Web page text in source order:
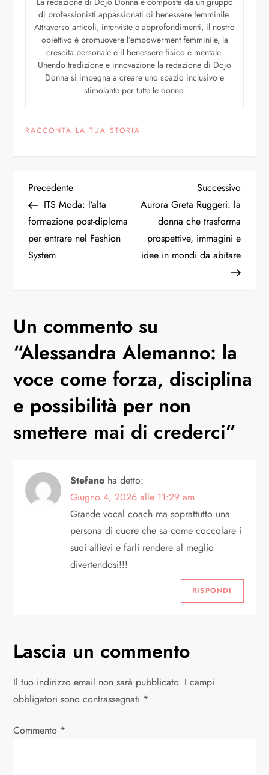
di professionisti appassionati di benessere femminile.
Attraverso articoli, interviste e approfondimenti, il nostro
obiettivo è promuovere l’empowerment femminile, la
crescita personale e il benessere fisico e mentale.
Unendo tradizione e innovazione la redazione di Dojo
Donna si impegna a creare uno spazio inclusivo e
stimolante per tutte le donne.
RACCONTA LA TUA STORIA
Precedente
ITS Moda: l’alta
formazione post-diploma
per entrare nel Fashion
System
Successivo
Aurora Greta Ruggeri: la
donna che trasforma
prospettive, immagini e
idee in mondi da abitare
Un commento su
“Alessandra Alemanno: la
voce come forza, disciplina
e possibilità per non
smettere mai di crederci”
Stefano ha detto:
Giugno 4, 2026 alle 11:29 am
Grande vocal coach ma soprattutto una
persona di cuore che sa come coccolare i
suoi allievi e farli rendere al meglio
divertendosi!!!
RISPONDI
Lascia un commento
Il tuo indirizzo email non sarà pubblicato. I campi
obbligatori sono contrassegnati *
Commento *